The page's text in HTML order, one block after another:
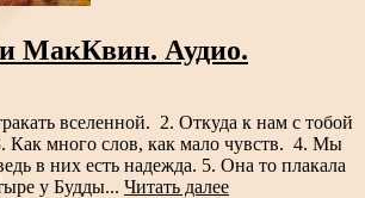
МакКвин. Аудио.
вселенной. 2. Откуда к нам с тобой
Как много слов, как мало чувств. 4. Мы
в них есть надежда. 5. Она то плакала
у Будды... Читать далее